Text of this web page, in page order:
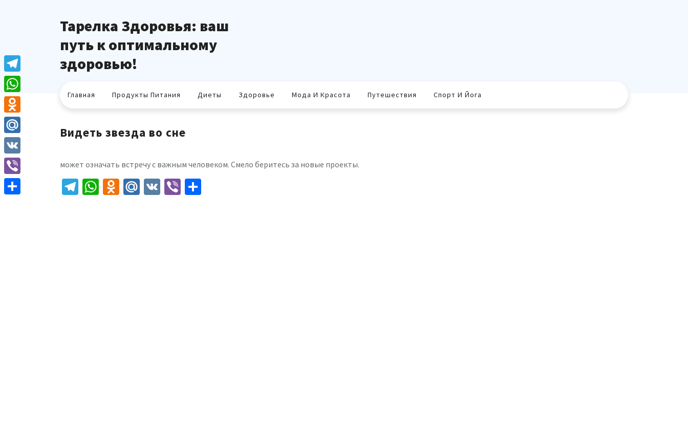
Тарелка Здоровья: ваш
путь к оптимальному
здоровью!
Главная Продукты Питания Диеты Здоровье Мода И Красота Путешествия Спорт И Йога
Видеть звезда во сне
может означать встречу с важным человеком. Смело беритесь за новые проекты.
Telegram
WhatsApp
Odnoklassniki
Mail.Ru
VK Viber
Telegram
WhatsApp
Odnoklassniki
Mail.Ru
VK
Viber